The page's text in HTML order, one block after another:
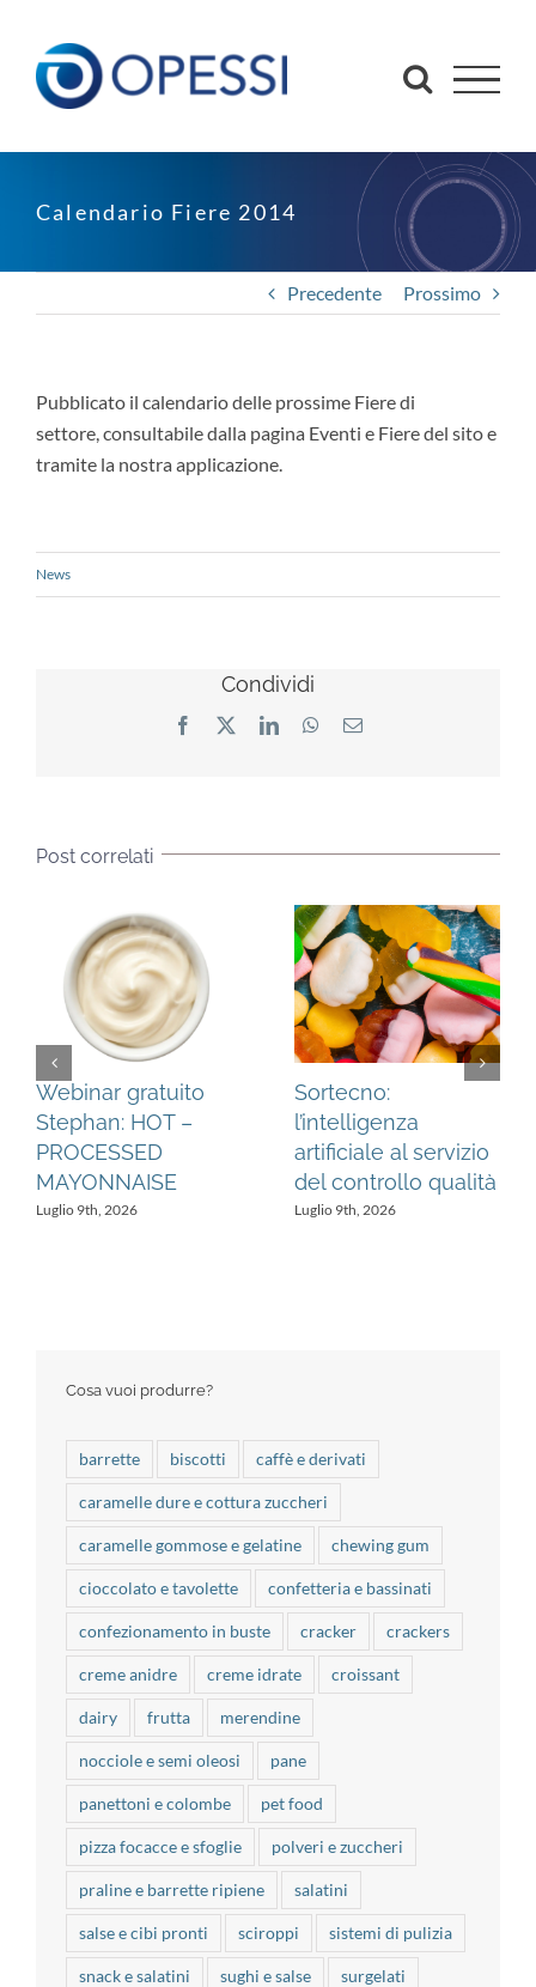
contenuto
Calendario Fiere 2014
Precedente Prossimo
Pubblicato il calendario delle prossime Fiere di
settore, consultabile dalla pagina Eventi e Fiere del sito e
tramite la nostra applicazione.
News
Condividi
Facebook LinkedInWhatsApp
Email
Post correlati
Webinar gratuito
Stephan: HOT –
PROCESSED
MAYONNAISE
Luglio 9th, 2026
Sortecno:
l’intelligenza
artificiale al servizio
del controllo qualità
Luglio 9th, 2026
Cosa vuoi produrre?
barrette biscotti caffè e derivati
caramelle dure e cottura zuccheri
caramelle gommose e gelatine chewing gum
cioccolato e tavolette confetteria e bassinati
confezionamento in buste cracker crackers
creme anidre creme idrate croissant
dairy frutta merendine
nocciole e semi oleosi pane
panettoni e colombe pet food
pizza focacce e sfoglie polveri e zuccheri
praline e barrette ripiene salatini
salse e cibi pronti sciroppi sistemi di pulizia
snack e salatini sughi e salse surgelati